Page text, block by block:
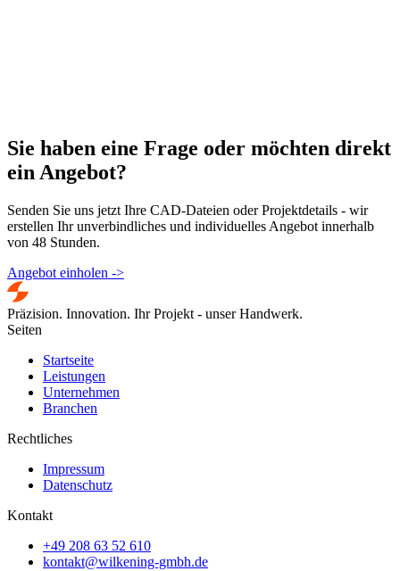
Sie haben eine Frage oder möchten direkt
ein Angebot?
Senden Sie uns jetzt Ihre CAD-Dateien oder Projektdetails - wir
erstellen Ihr unverbindliches und individuelles Angebot innerhalb
von 48 Stunden.
Angebot einholen ->
Präzision. Innovation. Ihr Projekt - unser Handwerk.
Seiten
Startseite
Leistungen
Unternehmen
Branchen
Rechtliches
Impressum
Datenschutz
Kontakt
+49 208 63 52 610
kontakt@wilkening-gmbh.de